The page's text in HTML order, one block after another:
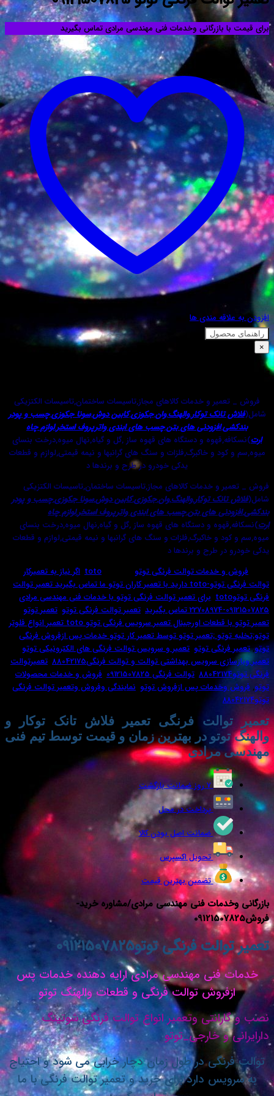
بازرگانی وخدمات فنی مهندسی مرادی تماس بگیرید
مندی ها
توتو 09121507825
و خدمات کالاهای مجاز,تاسیسات ساختمان,تاسیسات الکتزیکی
تانک توکار,والهنگ,وان,جکوزی,کابین دوش,سونا جکوزی,چسب و پودر
افزودنی های بتن,چسب های ابندی واترپروف استخر,لوازم چاه
و دستگاه های قهوه ساز ,گل و گیاه,نهال میوه,درخت بنسای
و خاکبرگ,فلزات و سنگ های گرانبها و نیمه قیمتی,لوازم و قطعات
یدکی خودرو در طرح و برندها د
و خدمات کالاهای مجاز,تاسیسات ساختمان,تاسیسات الکتزیکی
توکار,والهنگ,وان,جکوزی,کابین دوش,سونا جکوزی,چسب و پودر
های بتن,چسب های ابندی واترپروف استخر,لوازم چاه
و دستگاه های قهوه ساز ,گل و گیاه,نهال میوه,درخت بنسای
و خاکبرگ,فلزات و سنگ های گرانبها و نیمه قیمتی,لوازم و قطعات
طرح و برندها د
خدمات توالت فرنگی توتوبرچسب:toto
اگر نیاز به تعمیرکار
توالت فرنگی توتو-toto دارید با تعمیر کاران توتو ما تماس بگیرید تعمیر توالت
,برای تعمیر توالت فرنگی توتو با خدمات فنی مهندسی مرادی
,تعمیر توالت فرنگی توتو,تعمیر توتو,
تعمیر توتو با قطعات اورجینال تعمیر سرویس فرنگی توتو toto تعمیر انواع فلوتر
;تعمیر توتو توسط تعمیر کار توتو خدمات پس ازفروش فرنگی
توتو,تعمیر و سرویس توالت فرنگی های الکترونیکی توتو,
سرویس بهداشتی توالت و توالت فرنگی88042175
,تعمیرتوالت
,توالت فرنگی 09121507825 ,فروش و خدمات محصولات
پس ازفروش توتو,نمایندگی وفروش وتعمیر توالت فرنگی
فرنگی تعمیر فلاش تانک توکار و
در بهترین زمان و قیمت توسط تیم فنی
مرادی
پرداخت در محل
ضمانت اصل بودن کالا
تحویل اکسپرس
تضمین بهترین قیمت
فنی مهندسی مرادی/مشاوره خرید-
فرنگی توتو۰۹۱۲۱۵۰۷۸۲۵
فنی مهندسی مرادی ارایه دهنده خدمات پس
توالت فرنگی و قطعات والهنگ توتو
وتعمیر انواع توالت فرنگی شوتینگ
و خارجی_توتو
در طول زمان دچار خرابی می شود و احتیاج
دارد برای خرید و تعمیر توالت فرنگی با ما